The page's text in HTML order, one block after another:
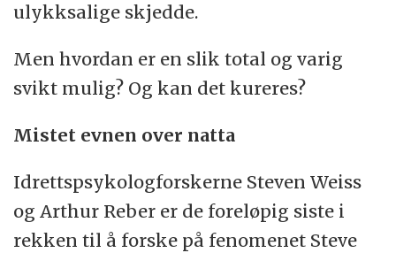
ulykksalige skjedde.
Men hvordan er en slik total og varig
svikt mulig? Og kan det kureres?
Mistet evnen over natta
Idrettspsykologforskerne Steven Weiss
og Arthur Reber er de foreløpig siste i
rekken til å forske på fenomenet Steve